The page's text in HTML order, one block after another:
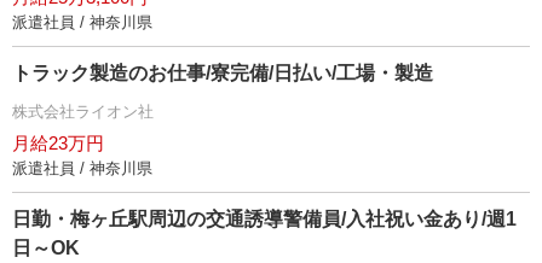
派遣社員 / 神奈川県
トラック製造のお仕事/寮完備/日払い/工場・製造
株式会社ライオン社
月給23万円
派遣社員 / 神奈川県
日勤・梅ヶ丘駅周辺の交通誘導警備員/入社祝い金あり/週1
日～OK